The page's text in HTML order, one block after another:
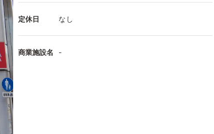
定休日 なし
商業施設名 -